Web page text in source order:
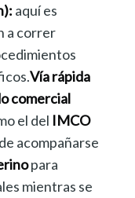
aquí es
a correr
Vía rápida
comercial
el del IMCO
acompañarse
para
mientras se